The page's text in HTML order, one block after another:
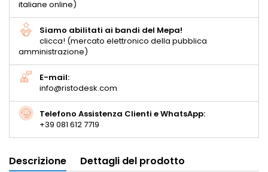
italiane online)
Siamo abilitati ai bandi del Mepa!
clicca! (mercato elettronico della pubblica
amministrazione)
E-mail:
info@ristodesk.com
Telefono Assistenza Clienti e WhatsApp:
+39 081 612 7719
Descrizione Dettagli del prodotto